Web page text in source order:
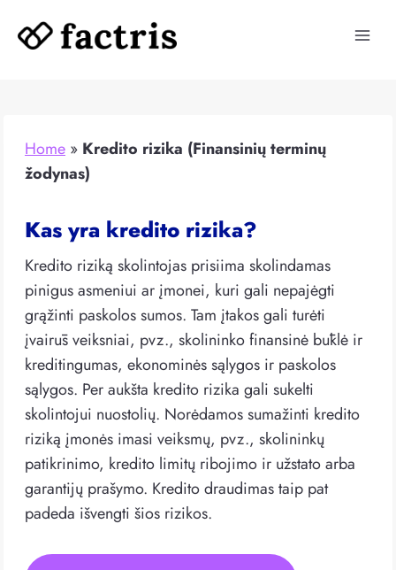
Home » Kredito rizika (Finansinių terminų
žodynas)
Kas yra kredito rizika?
Kredito riziką skolintojas prisiima skolindamas
pinigus asmeniui ar įmonei, kuri gali nepajėgti
grąžinti paskolos sumos. Tam įtakos gali turėti
įvairūs veiksniai, pvz., skolininko finansinė būklė ir
kreditingumas, ekonominės sąlygos ir paskolos
sąlygos. Per aukšta kredito rizika gali sukelti
skolintojui nuostolių. Norėdamos sumažinti kredito
riziką įmonės imasi veiksmų, pvz., skolininkų
patikrinimo, kredito limitų ribojimo ir užstato arba
garantijų prašymo. Kredito draudimas taip pat
padeda išvengti šios rizikos.